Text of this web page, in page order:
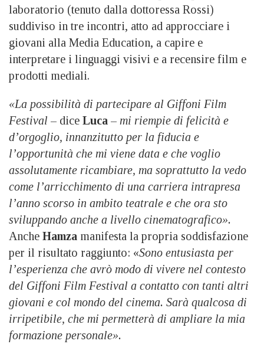
laboratorio (tenuto dalla dottoressa Rossi)
suddiviso in tre incontri, atto ad approcciare i
giovani alla Media Education, a capire e
interpretare i linguaggi visivi e a recensire film e
prodotti mediali.
«La possibilità di partecipare al Giffoni Film
Festival – dice Luca – mi riempie di felicità e
d’orgoglio, innanzitutto per la fiducia e
l’opportunità che mi viene data e che voglio
assolutamente ricambiare, ma soprattutto la vedo
come l’arricchimento di una carriera intrapresa
l’anno scorso in ambito teatrale e che ora sto
sviluppando anche a livello cinematografico».
Anche Hamza manifesta la propria soddisfazione
per il risultato raggiunto: «Sono entusiasta per
l’esperienza che avrò modo di vivere nel contesto
del Giffoni Film Festival a contatto con tanti altri
giovani e col mondo del cinema. Sarà qualcosa di
irripetibile, che mi permetterà di ampliare la mia
formazione personale».